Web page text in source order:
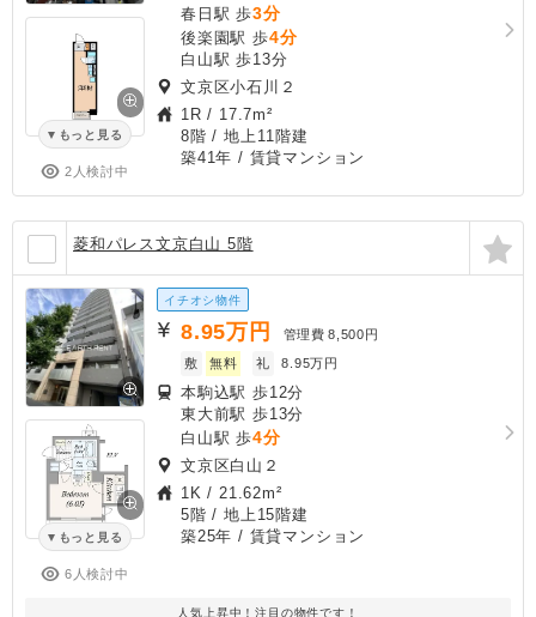
もっと見る
2人検討中
春日駅 歩3分
後楽園駅 歩4分
白山駅 歩13分
文京区小石川２
1R / 17.7m²
8階 / 地上11階建
築41年 / 賃貸マンション
菱和パレス文京白山 5階
もっと見る
6人検討中
イチオシ物件
8.95万円 管理費 8,500円
敷
無料 礼 8.95万円
本駒込駅 歩12分
東大前駅 歩13分
白山駅 歩4分
文京区白山２
1K / 21.62m²
5階 / 地上15階建
築25年 / 賃貸マンション
人気上昇中！注目の物件です！